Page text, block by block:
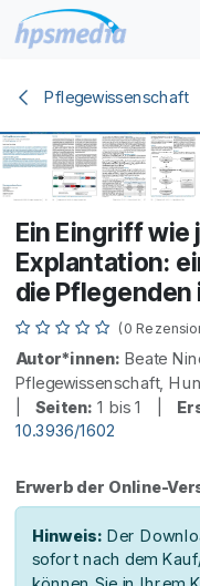
Zum Inhalt springen
Pflegewissenschaft
Ein Eingriff wie
Explantation:
die Pflegenden
(0
Autor*innen: Beate
Pflegewissenschaft,
Seiten: 1 bis 1 |
10.3936/1602
Erwerb der Online-
Hinweis: Der
sofort nach dem